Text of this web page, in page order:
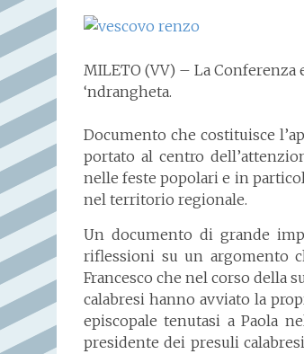
MILETO (VV) – La Conferenza
‘ndrangheta.
Documento che costituisce
portato al centro
nelle feste popolari e in
nel territorio regionale.
Un documento di grande
riflessioni su un argomento
Francesco che nel corso della
calabresi hanno avviato la
episcopale tenutasi a Paola
presidente dei presuli